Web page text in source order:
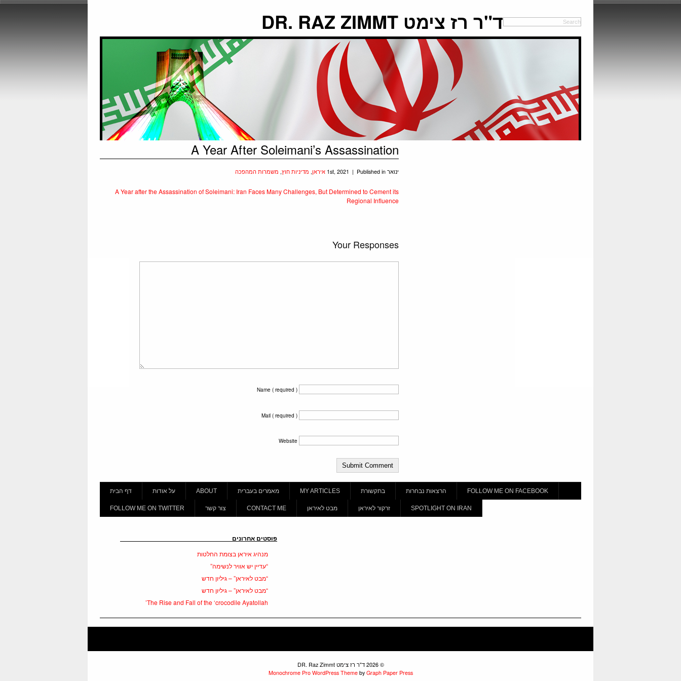
ד"ר רז צימט DR. RAZ ZIMMT
דף הבית על אודות ABOUT מאמרים בעברית MY ARTICLES בתקשורת הרצאות נבחרות FOLLOW ME ON FACEBOOK
FOLLOW ME ON TWITTER צור קשר CONTACT ME מבט לאיראן זרקור לאיראן SPOTLIGHT ON IRAN
A Year After Soleimani’s Assassination
ינואר 1st, 2021 | Published in איראן, מדיניות חוץ, משמרות המהפכה
A Year after the Assassination of Soleimani: Iran Faces Many Challenges, But Determined to Cement its
Regional Influence
Your Responses
פוסטים אחרונים
מנהיג איראן בצומת החלטות
“עדיין יש אוויר לנשימה”
“מבט לאיראן” – גיליון חדש
“מבט לאיראן” – גיליון חדש
The Rise and Fall of the ‘crocodile Ayatollah’
© 2026 ד"ר רז צימט DR. Raz Zimmt
Monochrome Pro WordPress Themeby Graph Paper Press